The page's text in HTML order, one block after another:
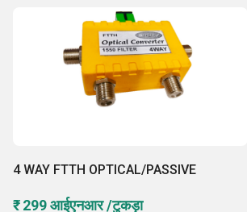
4 WAY FTTH OPTICAL/PASSIVE
₹ 299 आईएनआर /टुकड़ा